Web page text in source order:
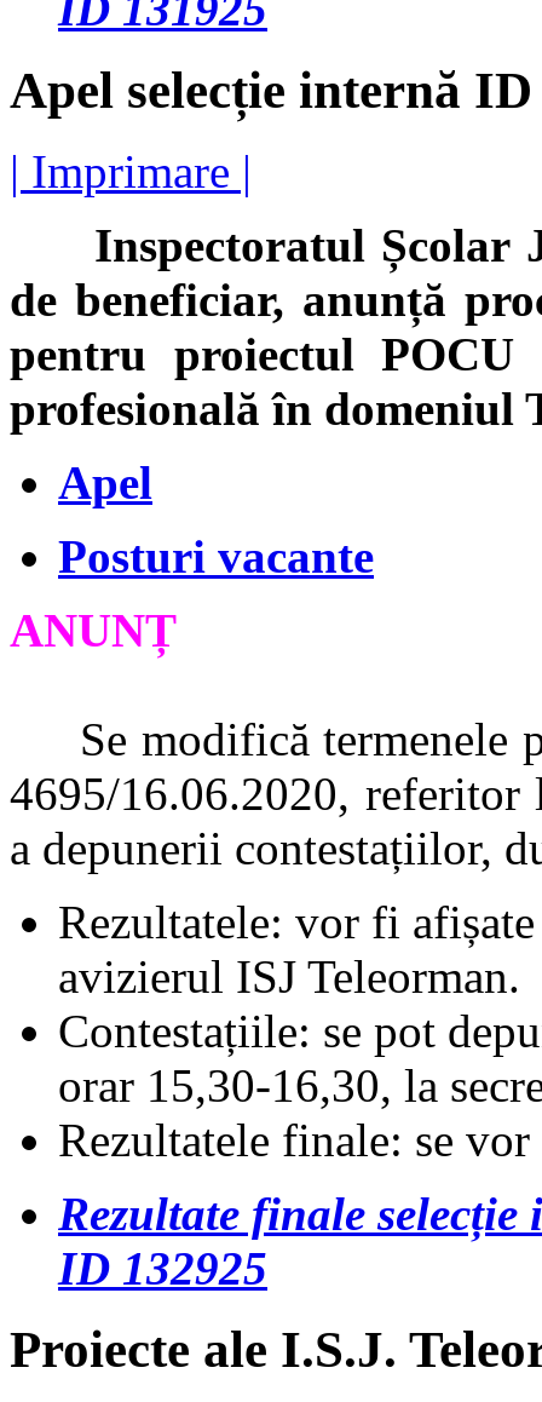
Apel selecție internă ID
| Imprimare |
Inspectoratul Școlar
de beneficiar, anunță
pentru proiectul POCU
profesională în domeniul
Apel
Posturi vacante
ANUNȚ
Se modifică termenele
4695/16.06.2020, referitor
a depunerii contestațiilor,
Rezultatele: vor fi
avizierul ISJ Teleorman.
Contestațiile: se pot
orar 15,30-16,30, la
Rezultatele finale: se
Rezultate finale
ID 132925
Proiecte ale I.S.J.